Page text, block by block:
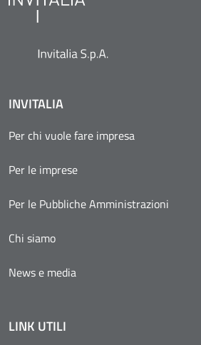
INVITALIA
Per chi vuole fare impresa
Per le imprese
Per le Pubbliche Amministrazioni
Chi siamo
News e media
LINK UTILI